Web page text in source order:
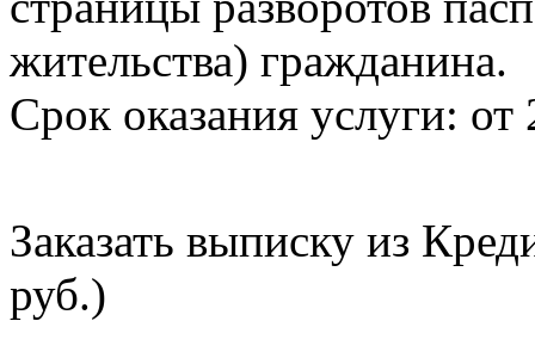
жительства) гражданина.
Срок оказания услуги: от
Заказать выписку из
руб.)